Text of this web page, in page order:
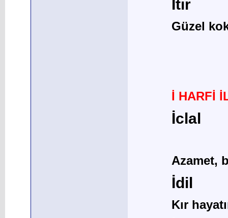
Itır
Güzel
İ HARFİ
İclal
Azamet,
İdil
Kır